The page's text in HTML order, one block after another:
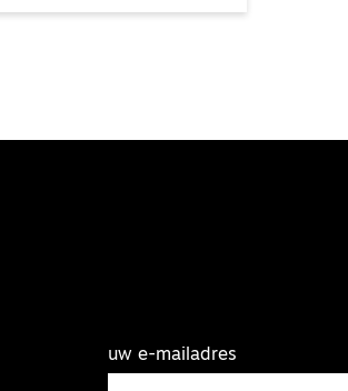
uw e-mailadres